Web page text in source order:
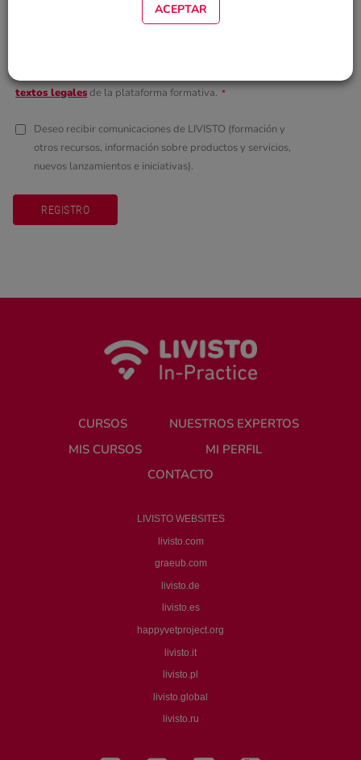
Porcino
textos legalesde la plataforma formativa. *
Deseo recibir comunicaciones de LIVISTO (formación y
otros recursos, información sobre productos y servicios,
nuevos lanzamientos e iniciativas).
CURSOS
NUESTROS EXPERTOS
MIS CURSOS
MI PERFIL
CONTACTO
LIVISTO WEBSITES
livisto.com
graeub.com
livisto.de
livisto.es
happyvetproject.org
livisto.it
livisto.pl
livisto.global
livisto.ru
ACEPTAR